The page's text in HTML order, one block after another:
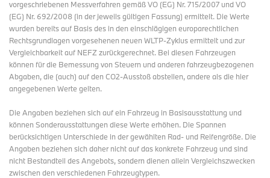
vorgeschriebenen Messverfahren gemäß VO (EG) Nr. 715/2007 und VO
(EG) Nr. 692/2008 (in der jeweils gültigen Fassung) ermittelt. Die Werte
wurden bereits auf Basis des in den einschlägigen europarechtlichen
Rechtsgrundlagen vorgesehenen neuen WLTP-Zyklus ermittelt und zur
Vergleichbarkeit auf NEFZ zurückgerechnet. Bei diesen Fahrzeugen
können für die Bemessung von Steuern und anderen fahrzeugbezogenen
Abgaben, die (auch) auf den CO2-Ausstoß abstellen, andere als die hier
angegebenen Werte gelten.
Die Angaben beziehen sich auf ein Fahrzeug in Basisausstattung und
können Sonderausstattungen diese Werte erhöhen. Die Spannen
berücksichtigen Unterschiede in der gewählten Rad- und Reifengröße. Die
Angaben beziehen sich daher nicht auf das konkrete Fahrzeug und sind
nicht Bestandteil des Angebots, sondern dienen allein Vergleichszwecken
zwischen den verschiedenen Fahrzeugtypen.